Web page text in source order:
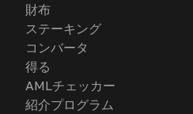
財布
ステーキング
コンバータ
得る
AMLチェッカー
紹介プログラム